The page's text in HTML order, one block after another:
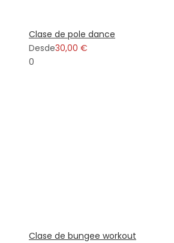
Clase de pole dance
Desde30,00 €
0
Clase de bungee workout